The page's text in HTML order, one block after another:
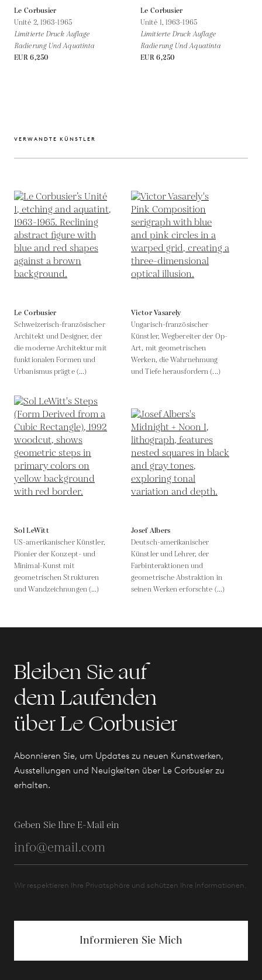
Le Corbusier
Unité 2, 1963-1965
Limitierte Druck Auflage
Radierung Und Aquatinta
EUR 6,250
Le Corbusier
Unité 1, 1963-1965
Limitierte Druck Auflage
Radierung Und Aquatinta
EUR 6,250
VERWANDTE KÜNSTLER
Le Corbusier
Schweizerisch-französischer
Architekt und Designer, der
die moderne Architektur mit
funktionalen Formen und
Urbanismus prägte (...)
Victor Vasarely
Ungarisch-französischer
Künstler, Wegbereiter der Op-
Art, mit geometrischen
Werken, die Wahrnehmung
und Tiefe herausfordern (...)
Sol LeWitt
US-amerikanischer Künstler,
Pionier der Konzept- und
Minimal-Kunst mit
geometrischen Strukturen
und Wandzeichnungen (...)
Josef Albers
Deutsch-amerikanischer
Künstler und Lehrer, der
Farbinteraktionen und
geometrische Abstraktion in
seinen Werken erforschte (...)
Bleiben Sie auf
dem Laufenden
über Le Corbusier
Abonnieren Sie, um Updates zu neuen Kunstwerken,
Ausstellungen und Neuigkeiten über Le Corbusier zu
erhalten.
Geben Sie Ihre E-Mail ein
Wir respektieren Ihre Privatsphäre und schützen Ihre Informationen.
Informieren Sie Mich